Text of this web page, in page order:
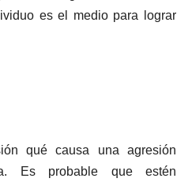
es el medio para lograr
qué causa una agresión
Es probable que estén